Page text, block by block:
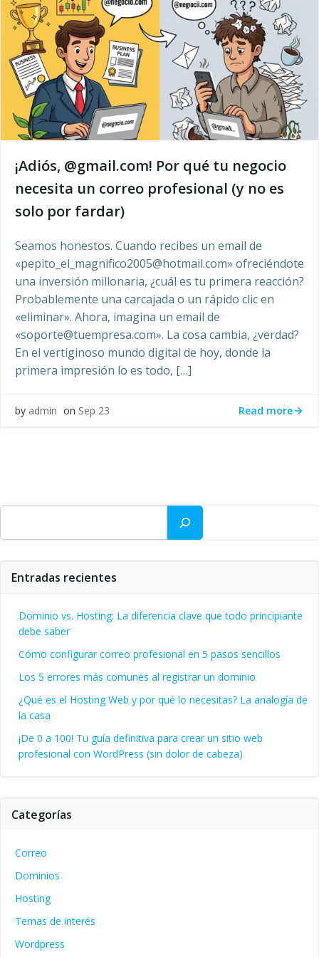
¡Adiós, @gmail.com! Por qué tu negocio
necesita un correo profesional (y no es
solo por fardar)
Seamos honestos. Cuando recibes un email de
«pepito_el_magnifico2005@hotmail.com» ofreciéndote
una inversión millonaria, ¿cuál es tu primera reacción?
Probablemente una carcajada o un rápido clic en
«eliminar». Ahora, imagina un email de
«soporte@tuempresa.com». La cosa cambia, ¿verdad?
En el vertiginoso mundo digital de hoy, donde la
primera impresión lo es todo, […]
by admin on Sep 23 Read more
Buscar
Entradas recientes
Dominio vs. Hosting: La diferencia clave que todo principiante
debe saber
Cómo configurar correo profesional en 5 pasos sencillos
Los 5 errores más comunes al registrar un dominio
¿Qué es el Hosting Web y por qué lo necesitas? La analogía de
la casa
¡De 0 a 100! Tu guía definitiva para crear un sitio web
profesional con WordPress (sin dolor de cabeza)
Categorías
Correo
Dominios
Hosting
Temas de interés
Wordpress